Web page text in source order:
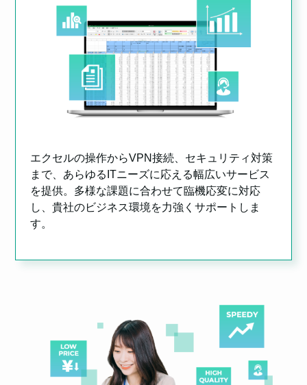
エクセルの操作からVPN接続、セキュリティ対策
まで、あらゆるITニーズに応える幅広いサービス
を提供。多様な課題に合わせて臨機応変に対応
し、貴社のビジネス環境を力強くサポートしま
す。